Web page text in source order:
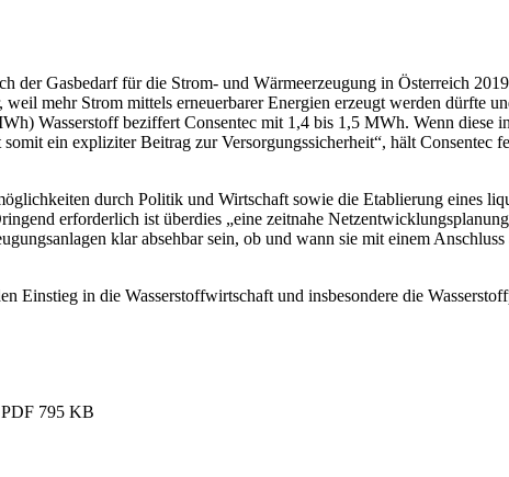
der Gasbedarf für die Strom- und Wärmeerzeugung in Österreich
mehr Strom mittels erneuerbarer Energien erzeugt werden dürfte
Wasserstoff beziffert Consentec mit 1,4 bis 1,5 MWh. Wenn diese
ein expliziter Beitrag zur Versorgungssicherheit“, hält Consentec
durch Politik und Wirtschaft sowie die Etablierung eines
erforderlich ist überdies „eine zeitnahe
klar absehbar sein, ob und wann sie mit einem Anschluss
Einstieg in die Wasserstoffwirtschaft und insbesondere die
PDF 795 KB